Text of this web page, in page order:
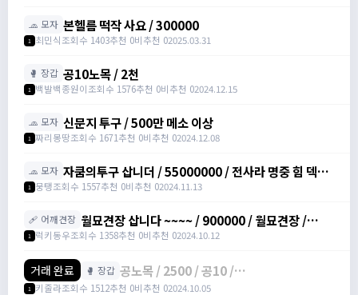
🧢 모자 본헬름 떡작 사요 / 300000
1 최민식조회수 1403추천 0비추천 02025.03.31
🥊 장갑 공10노목 / 2천
1 백발백종원이조회수 1576추천 0비추천 02024.12.15
🧢 모자 신문지 투구 / 500만 메소 이상
1 짜리몽땅조회수 1671추천 0비추천 02024.12.08
🧢 모자 자쿰의투구 삽니더 / 55000000 / 전사라 명중 힘 덱스
가 정옵이였으면 좋겠습니다.
1 뭉탱조회수 1557추천 0비추천 02024.11.13
🩹 어깨견장 월묘견장 삽니다 ~~~~ / 900000 / 월묘견장 /
https://open.kakao.com/o/s84eEUef
1 럭키동우조회수 1358추천 0비추천 02024.10.12
거래 완료 🥊 장갑 공노목 / 2500 / 공10 /
https://open.kakao.com/o/sboXkMSg
1 키줄라조회수 1512추천 0비추천 02024.10.05